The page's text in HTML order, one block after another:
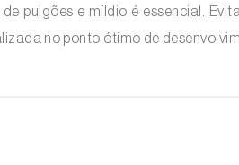
pulgões e míldio é essencial.
no ponto ótimo de